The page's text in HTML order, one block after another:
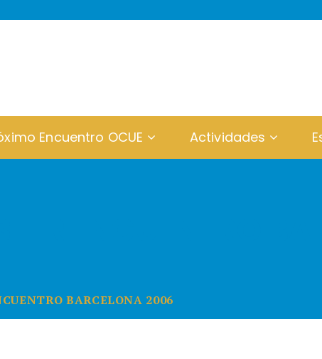
Encuentro OCUE Actividades
BARCELONA 2006